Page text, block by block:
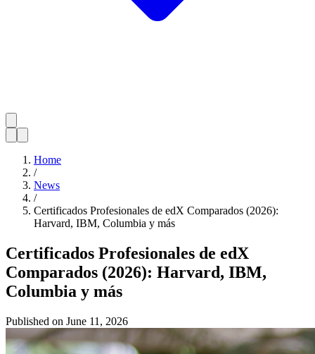
Home
/
News
/
Certificados Profesionales de edX Comparados (2026):
Harvard, IBM, Columbia y más
Certificados Profesionales de edX
Comparados (2026): Harvard, IBM,
Columbia y más
Published on June 11, 2026